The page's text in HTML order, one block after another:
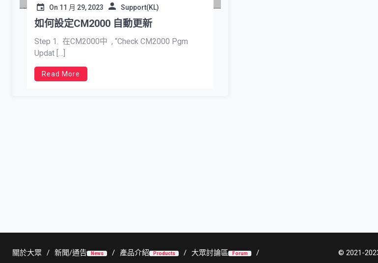
On 11 月 29, 2023 Support(KL)
如何設定CM2000 自動更新
Step 1. 在CM2000中 , “Check CM2000 Pgm
Updat […]
Read More
關於大眾 新聞/通告 News 產品介紹 Products 大眾討論區 Forum © 2021-